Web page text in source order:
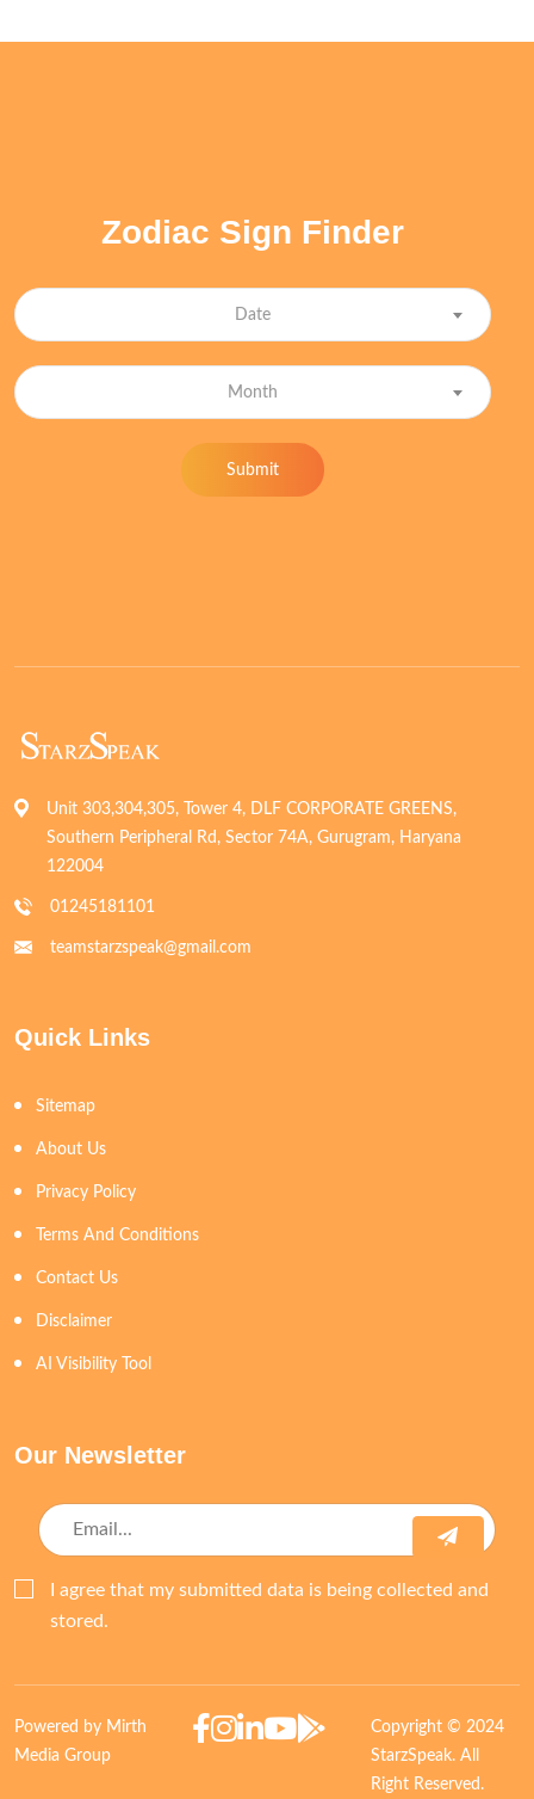
Zodiac Sign Finder
Date
Month
Submit
Unit 303,304,305, Tower 4, DLF CORPORATE GREENS,
Southern Peripheral Rd, Sector 74A, Gurugram, Haryana
122004
01245181101
teamstarzspeak@gmail.com
Quick Links
Sitemap
About Us
Privacy Policy
Terms And Conditions
Contact Us
Disclaimer
AI Visibility Tool
Our Newsletter
I agree that my submitted data is being collected and
stored.
Powered by Mirth
Media Group
Copyright © 2024
StarzSpeak. All
Right Reserved.